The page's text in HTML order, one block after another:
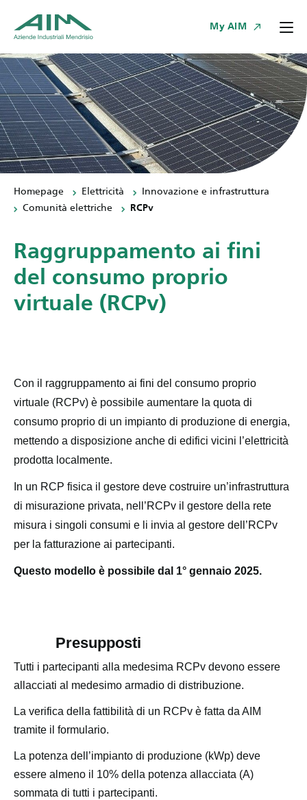
My AIM
Homepage Elettricità
Innovazione e infrastruttura
Comunità elettriche
RCPv
Raggruppamento ai fini
del consumo proprio
virtuale (RCPv)
Con il raggruppamento ai fini del consumo proprio
virtuale (RCPv) è possibile aumentare la quota di
consumo proprio di un impianto di produzione di energia,
mettendo a disposizione anche di edifici vicini l’elettricità
prodotta localmente.
In un RCP fisica il gestore deve costruire un’infrastruttura
di misurazione privata, nell’RCPv il gestore della rete
misura i singoli consumi e li invia al gestore dell’RCPv
per la fatturazione ai partecipanti.
Questo modello è possibile dal 1° gennaio 2025.
Presupposti
Tutti i partecipanti alla medesima RCPv devono essere
allacciati al medesimo armadio di distribuzione.
La verifica della fattibilità di un RCPv è fatta da AIM
tramite il formulario.
La potenza dell’impianto di produzione (kWp) deve
essere almeno il 10% della potenza allacciata (A)
sommata di tutti i partecipanti.